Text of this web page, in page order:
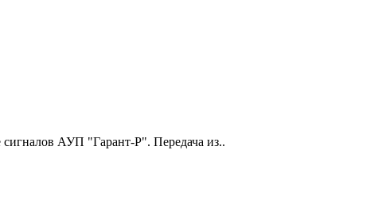
АУП "Гарант-Р". Передача из..